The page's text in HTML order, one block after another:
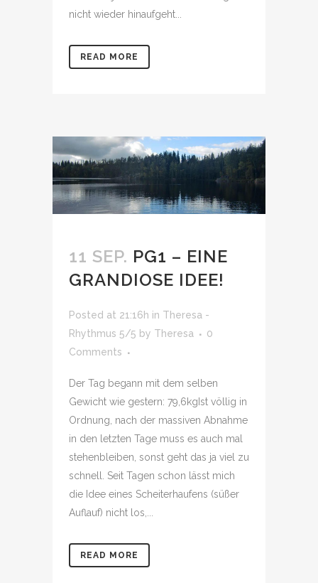
nicht wieder hinaufgeht...
READ MORE
11 SEP. PG1 – EINE
GRANDIOSE IDEE!
Posted at 21:16h in Theresa -
Rhythmus 5/5 by Theresa
0
Comments
Der Tag begann mit dem selben
Gewicht wie gestern: 79,6kgIst völlig in
Ordnung, nach der massiven Abnahme
in den letzten Tage muss es auch mal
stehenbleiben, sonst geht das ja viel zu
schnell. Seit Tagen schon lässt mich
die Idee eines Scheiterhaufens (süßer
Auflauf) nicht los,...
READ MORE